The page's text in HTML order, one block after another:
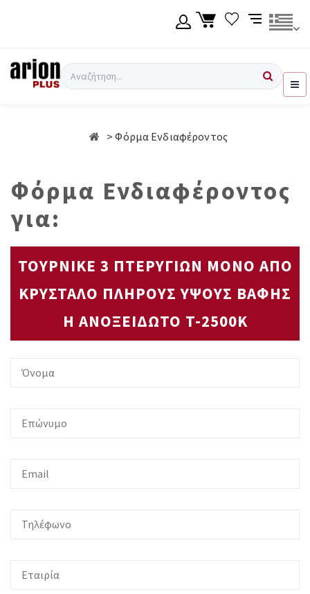
Σύνδεση χρήση
Αναζήτηση
Φόρμα Ενδιαφέροντος
Φόρμα Ενδιαφέροντος
για:
ΤΟΥΡΝΙΚΕ 3 ΠΤΕΡΥΓΙΩΝ ΜΟΝΟ ΑΠΟ
ΚΡΥΣΤΑΛΟ ΠΛΗΡΟΥΣ ΥΨΟΥΣ ΒΑΦΗΣ
Η ΑΝΟΞΕΙΔΩΤΟ T-2500K